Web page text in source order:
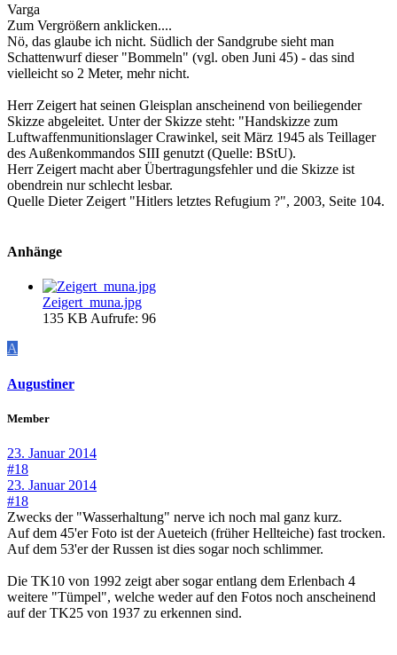
Varga
Zum Vergrößern anklicken....
Nö, das glaube ich nicht. Südlich der Sandgrube sieht man
Schattenwurf dieser "Bommeln" (vgl. oben Juni 45) - das sind
vielleicht so 2 Meter, mehr nicht.
Herr Zeigert hat seinen Gleisplan anscheinend von beiliegender
Skizze abgeleitet. Unter der Skizze steht: "Handskizze zum
Luftwaffenmunitionslager Crawinkel, seit März 1945 als Teillager
des Außenkommandos SIII genutzt (Quelle: BStU).
Herr Zeigert macht aber Übertragungsfehler und die Skizze ist
obendrein nur schlecht lesbar.
Quelle Dieter Zeigert "Hitlers letztes Refugium ?", 2003, Seite 104.
Anhänge
Zeigert_muna.jpg
135 KB Aufrufe: 96
A
Augustiner
Member
23. Januar 2014
#18
23. Januar 2014
#18
Zwecks der "Wasserhaltung" nerve ich noch mal ganz kurz.
Auf dem 45'er Foto ist der Aueteich (früher Hellteiche) fast trocken.
Auf dem 53'er der Russen ist dies sogar noch schlimmer.
Die TK10 von 1992 zeigt aber sogar entlang dem Erlenbach 4
weitere "Tümpel", welche weder auf den Fotos noch anscheinend
auf der TK25 von 1937 zu erkennen sind.